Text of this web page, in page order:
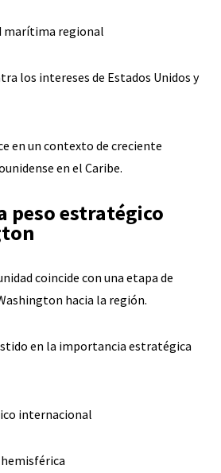
marítima regional
los intereses de Estados Unidos y
en un contexto de creciente
en el Caribe.
peso estratégico
coincide con una etapa de
hacia la región.
en la importancia estratégica
internacional